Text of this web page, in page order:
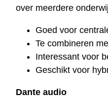
over meerdere
Goed voor
Te combineren
Interessant voor
Geschikt voor
Dante audio